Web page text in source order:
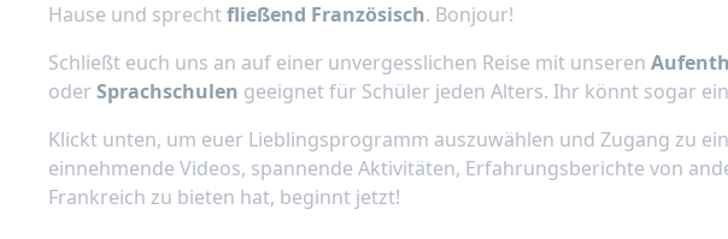
Hause und sprechtfließend Französisch. Bonjour!
Schließt euch uns an auf einer unvergesslichen Reise mit unseren
oder Sprachschulen geeignet für Schüler jeden Alters. Ihr könnt sogar
Klickt unten, um euer Lieblingsprogramm auszuwählen und Zugang zu
einnehmende Videos, spannende Aktivitäten, Erfahrungsberichte von
Frankreich zu bieten hat, beginnt jetzt!